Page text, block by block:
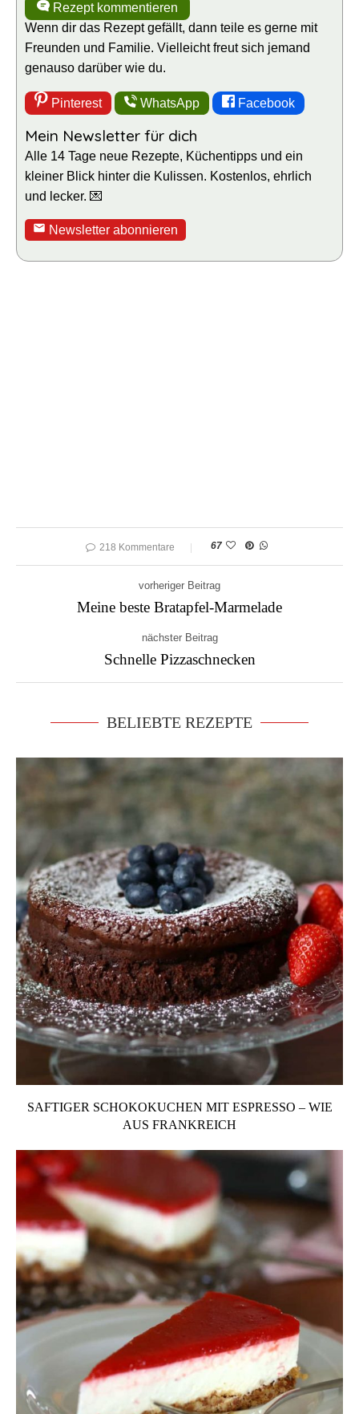
Rezept kommentieren
Wenn dir das Rezept gefällt, dann teile es gerne mit
Freunden und Familie. Vielleicht freut sich jemand
genauso darüber wie du.
Pinterest WhatsApp Facebook
Mein Newsletter für dich
Alle 14 Tage neue Rezepte, Küchentipps und ein
kleiner Blick hinter die Kulissen. Kostenlos, ehrlich
und lecker. 💌
Newsletter abonnieren
218 Kommentare 67
vorheriger Beitrag
Meine beste Bratapfel-Marmelade
nächster Beitrag
Schnelle Pizzaschnecken
BELIEBTE REZEPTE
SAFTIGER SCHOKOKUCHEN MIT ESPRESSO – WIE
AUS FRANKREICH